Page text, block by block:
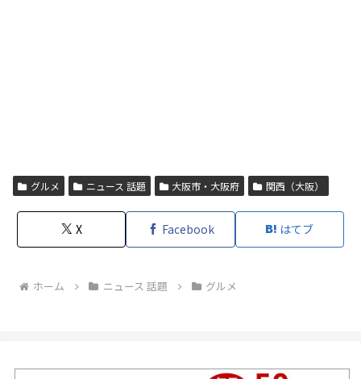
グルメ ニュース 話題 大阪市・大阪府 関西（大阪）
X Facebook はてブ
ホーム ニュース 話題 グルメ